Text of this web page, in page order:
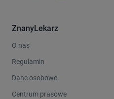
ZnanyLekarz
O nas
Regulamin
Dane osobowe
Centrum prasowe